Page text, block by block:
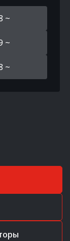
~
~
~